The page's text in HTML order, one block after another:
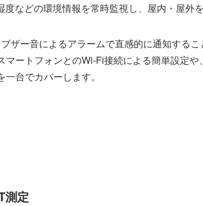
などの環境情報を常時監視し、屋内・屋外
ザー音によるアラームで直感的に通知する
ートフォンとのWi-Fi接続による簡単設定
台でカバーします。
測定